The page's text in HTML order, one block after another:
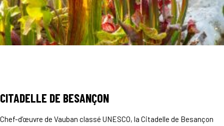
CITADELLE DE BESANÇON
Chef-d’œuvre de Vauban classé UNESCO, la Citadelle de Besançon